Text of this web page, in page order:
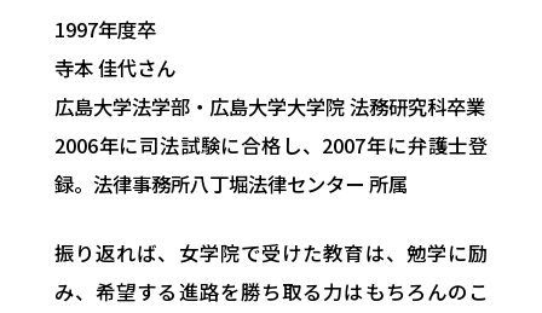
1997年度卒
寺本 佳代さん
広島大学法学部・広島大学大学院 法務研究科卒業
2006年に司法試験に合格し、2007年に弁護士登
録。法律事務所八丁堀法律センター 所属
振り返れば、女学院で受けた教育は、勉学に励
み、希望する進路を勝ち取る力はもちろんのこ